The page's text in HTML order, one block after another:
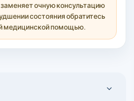
очную консультацию
состояния обратитесь
медицинской помощью.